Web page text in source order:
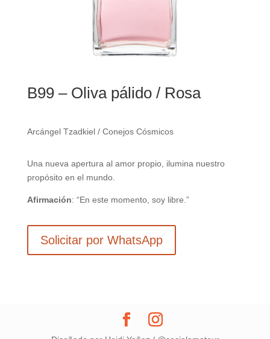
B99 – Oliva pálido / Rosa
Arcángel Tzadkiel / Conejos Cósmicos
Una nueva apertura al amor propio, ilumina nuestro
propósito en el mundo.
Afirmación: “En este momento, soy libre.”
Solicitar por WhatsApp